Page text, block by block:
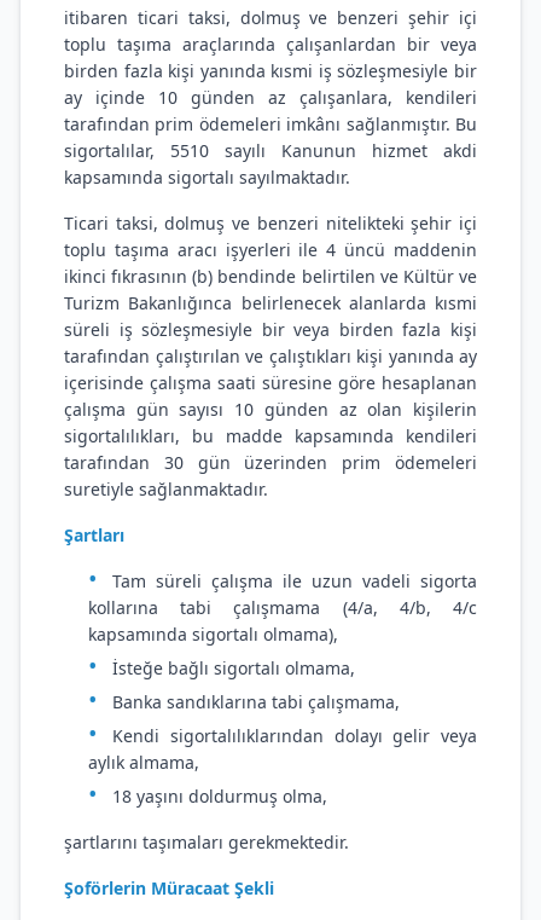
itibaren ticari taksi, dolmuş ve benzeri şehir içi
toplu taşıma araçlarında çalışanlardan bir veya
birden fazla kişi yanında kısmi iş sözleşmesiyle bir
ay içinde 10 günden az çalışanlara, kendileri
tarafından prim ödemeleri imkânı sağlanmıştır. Bu
sigortalılar, 5510 sayılı Kanunun hizmet akdi
kapsamında sigortalı sayılmaktadır.
Ticari taksi, dolmuş ve benzeri nitelikteki şehir içi
toplu taşıma aracı işyerleri ile 4 üncü maddenin
ikinci fıkrasının (b) bendinde belirtilen ve Kültür ve
Turizm Bakanlığınca belirlenecek alanlarda kısmi
süreli iş sözleşmesiyle bir veya birden fazla kişi
tarafından çalıştırılan ve çalıştıkları kişi yanında ay
içerisinde çalışma saati süresine göre hesaplanan
çalışma gün sayısı 10 günden az olan kişilerin
sigortalılıkları, bu madde kapsamında kendileri
tarafından 30 gün üzerinden prim ödemeleri
suretiyle sağlanmaktadır.
Şartları
Tam süreli çalışma ile uzun vadeli sigorta
kollarına tabi çalışmama (4/a, 4/b, 4/c
kapsamında sigortalı olmama),
İsteğe bağlı sigortalı olmama,
Banka sandıklarına tabi çalışmama,
Kendi sigortalılıklarından dolayı gelir veya
aylık almama,
18 yaşını doldurmuş olma,
şartlarını taşımaları gerekmektedir.
Şoförlerin Müracaat Şekli